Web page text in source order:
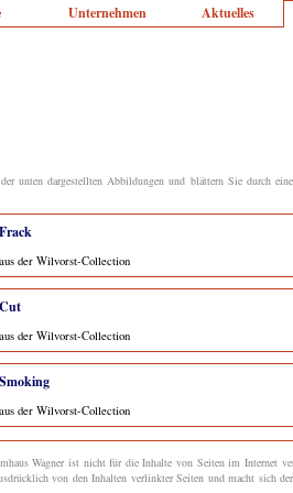
Unternehmen Aktuelles
unten dargestellten Abbildungen und blättern Sie durch
Frack
aus der Wilvorst-Collection
Cut
aus der Wilvorst-Collection
Smoking
aus der Wilvorst-Collection
Wagner ist nicht für die Inhalte von Seiten im Internet
von den Inhalten verlinkter Seiten und macht sich